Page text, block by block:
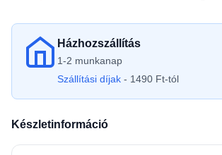
Házhozszállítás
1-2 munkanap
Szállítási díjak - 1490 Ft-tól
Készletinformáció